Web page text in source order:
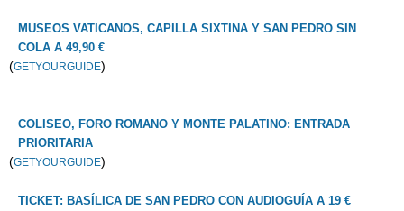
MUSEOS VATICANOS, CAPILLA SIXTINA Y SAN PEDRO SIN
COLA A 49,90 €
(GETYOURGUIDE)
COLISEO, FORO ROMANO Y MONTE PALATINO: ENTRADA
PRIORITARIA
(GETYOURGUIDE)
TICKET: BASÍLICA DE SAN PEDRO CON AUDIOGUÍA A 19 €